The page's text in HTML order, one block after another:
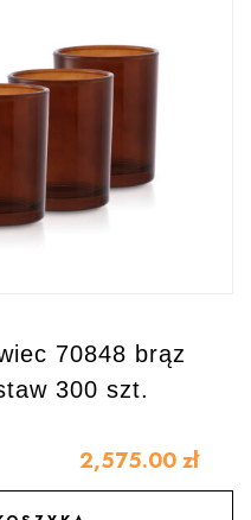
70848 brąz
300 szt.
2,575.00 zł